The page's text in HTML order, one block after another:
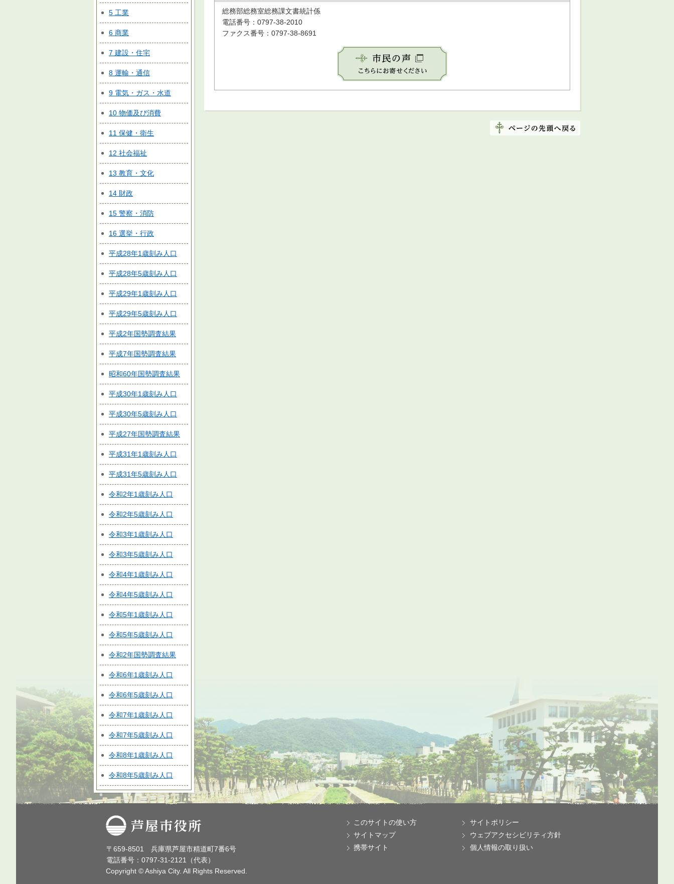
5 工業
6 商業
7 建設・住宅
8 運輸・通信
9 電気・ガス・水道
10 物価及び消費
11 保健・衛生
12 社会福祉
13 教育・文化
14 財政
15 警察・消防
16 選挙・行政
平成28年1歳刻み人口
平成28年5歳刻み人口
平成29年1歳刻み人口
平成29年5歳刻み人口
平成2年国勢調査結果
平成7年国勢調査結果
昭和60年国勢調査結果
平成30年1歳刻み人口
平成30年5歳刻み人口
平成27年国勢調査結果
平成31年1歳刻み人口
平成31年5歳刻み人口
令和2年1歳刻み人口
令和2年5歳刻み人口
令和3年1歳刻み人口
令和3年5歳刻み人口
令和4年1歳刻み人口
令和4年5歳刻み人口
令和5年1歳刻み人口
令和5年5歳刻み人口
令和2年国勢調査結果
令和6年1歳刻み人口
令和6年5歳刻み人口
令和7年1歳刻み人口
令和7年5歳刻み人口
令和8年1歳刻み人口
令和8年5歳刻み人口
総務部総務室総務課文書統計係
電話番号：0797-38-2010
ファクス番号：0797-38-8691
芦屋市役所
〒659-8501 兵庫県芦屋市精道町7番6号
電話番号：0797-31-2121（代表）
Copyright © Ashiya City. All Rights Reserved.
このサイトの使い方
サイトマップ
携帯サイト
サイトポリシー
ウェブアクセシビリティ方針
個人情報の取り扱い